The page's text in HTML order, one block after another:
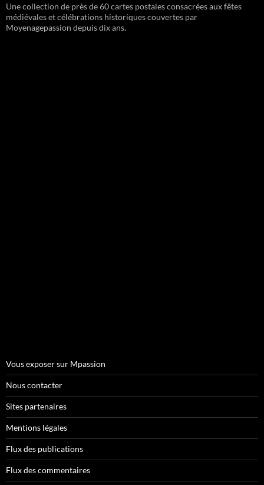
Une collection de près de 60 cartes postales consacrées aux fêtes
médiévales et célébrations historiques couvertes par
Moyenagepassion depuis dix ans.
Vous exposer sur Mpassion
Nous contacter
Sites partenaires
Mentions légales
Flux des publications
Flux des commentaires